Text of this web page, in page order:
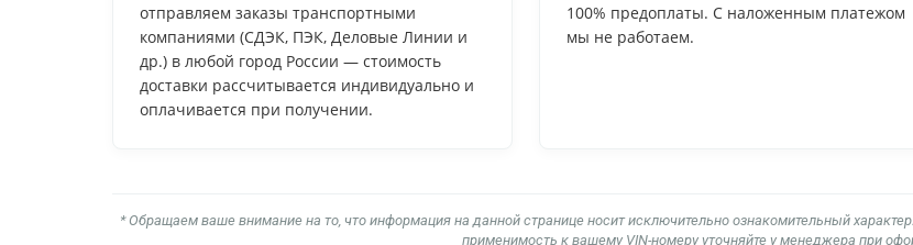
отправляем заказы транспортными
компаниями (СДЭК, ПЭК, Деловые Линии и
др.) в любой город России — стоимость
доставки рассчитывается индивидуально и
оплачивается при получении.
100% предоплаты. С наложенным платежом
мы не работаем.
* Обращаем ваше внимание на то, что информация на данной странице носит исключительно ознакомительный
применимость к вашему VIN-номеру уточняйте у менеджера при